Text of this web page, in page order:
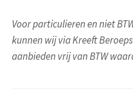
Voor particulieren en niet
kunnen wij via Kreeft
aanbieden vrij van BTW